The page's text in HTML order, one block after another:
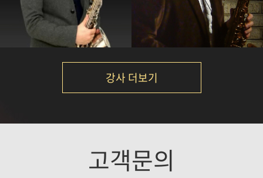
강의보기 강의보기
강사 더보기
고객문의